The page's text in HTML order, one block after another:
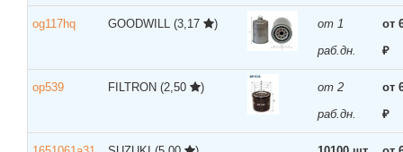
og117hq GOODWILL (3,17 )
от 1
раб.дн.
от
₽
op539 FILTRON (2,50 )
от 2
раб.дн.
от
₽